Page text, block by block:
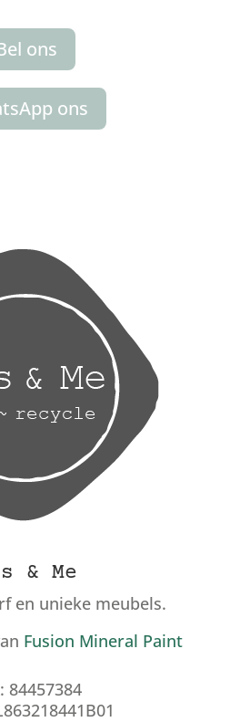
ons
ons
& Me
en unieke meubels.
Fusion Mineral Paint
84457384